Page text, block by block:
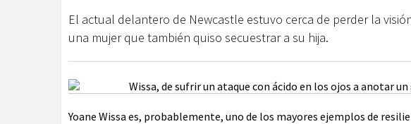
El actual delantero de Newcastle estuvo cerca de perder la
una mujer que también quiso secuestrar a su hija.
Yoane Wissa es, probablemente, uno de los mayores ejemplos de